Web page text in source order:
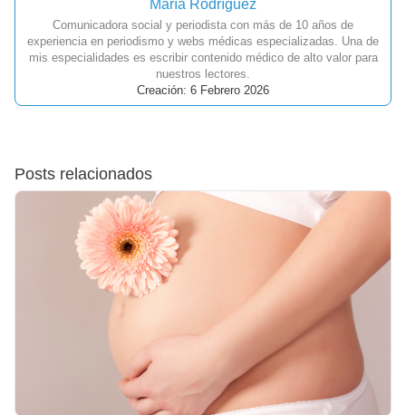
María Rodríguez
Comunicadora social y periodista con más de 10 años de
experiencia en periodismo y webs médicas especializadas. Una de
mis especialidades es escribir contenido médico de alto valor para
nuestros lectores.
Creación: 6 Febrero 2026
Posts relacionados